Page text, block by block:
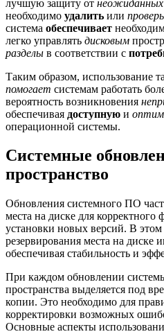
лучшую защиту от неожиданных
необходимо удалить или
система обеспечивает
легко управлять дисковым
разделы в соответствии с
Таким образом, использование
помогает системам работать
вероятность возникновения
обеспечивая доступную и
операционной системы.
Системные
пространство
Обновления системного ПО
места на диске для
установки новых версий. В
резервирования места на диске
обеспечивая стабильность и
При каждом обновлении
пространства выделяется под
копии. Это необходимо для
корректировки возможных
Основные аспекты